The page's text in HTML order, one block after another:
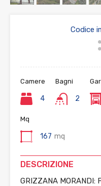
Codice
Camere
4
Bagni
2
Mq
167 mq
DESCRIZIONE
GRIZZANA